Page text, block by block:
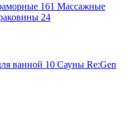
161 Массажные
24
ванной 10 Сауны Re:Gen